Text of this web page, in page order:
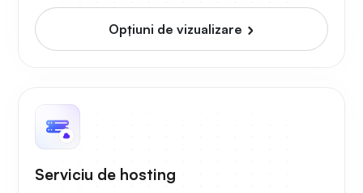
Opțiuni de vizualizare
Serviciu de hosting